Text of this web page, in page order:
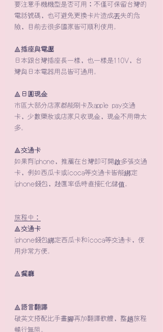
要注意手機機型是否可用；不僅可保留台灣的
電話號碼，也可避免更換卡片造成丟失的危
險，目前去很多國家皆可順利使用。
🔺插座與電壓
日本跟台灣插座長一樣，也一樣是110V，台
灣與日本電器用品皆可通用。
🔺 日圓現金
市區大部分店家都能刷卡及apple pay交通
卡，少數藥妝或店家只收現金，現金不用帶太
多。
🔺​交通卡
如果有iphone，推薦在台灣即可開啟多張交通
卡，例如西瓜卡或icoca等交通卡皆能綁定
iphone錢包，趁匯率低時直接E化儲值。
旅程中：
🔺​交通卡
iphone錢包綁定西瓜卡和icoca等交通卡，使
用非常方便。
🔺餐廳
🔺 語言翻譯
破英文搭配比手畫腳再加翻譯軟體，整趟旅程
暢行無阻。